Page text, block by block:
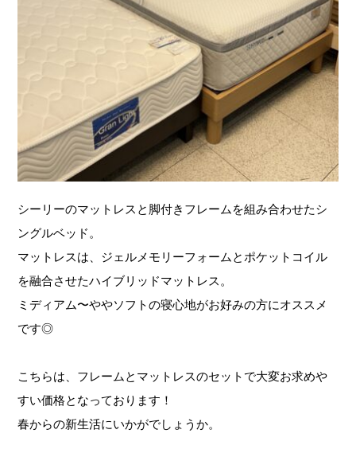
シーリーのマットレスと脚付きフレームを組み合わせたシ
ングルベッド。
マットレスは、ジェルメモリーフォームとポケットコイル
を融合させたハイブリッドマットレス。
ミディアム〜ややソフトの寝心地がお好みの方にオススメ
です◎
こちらは、フレームとマットレスのセットで大変お求めや
すい価格となっております！
春からの新生活にいかがでしょうか。